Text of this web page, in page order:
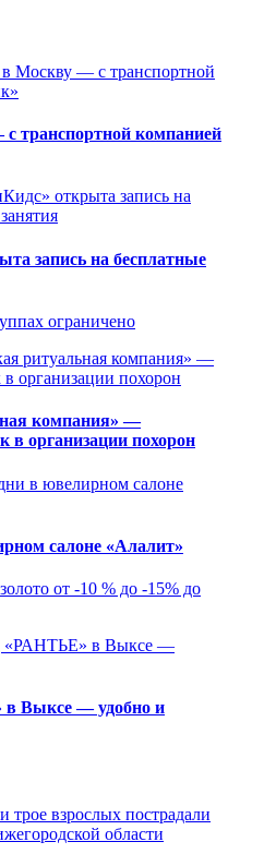
транспортной компанией
запись на бесплатные
ограничено
компания» —
организации похорон
салоне «Алалит»
от -10 % до -15% до
Выксе — удобно и